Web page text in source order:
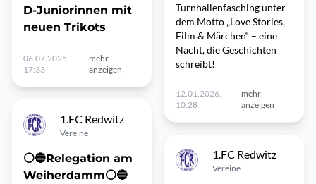
D-Juniorinnen mit
neuen Trikots
06.07.2025,
17:33
mehr
anzeigen
1.FC Redwitz
Vereine
⚪️🔵Relegation am
Weiherdamm⚪️🔵
Turnhallenfasching unter
dem Motto „Love Stories,
Film & Märchen“ – eine
Nacht, die Geschichten
schreibt!
12.01.2026,
10:28
mehr
anzeigen
1.FC Redwitz
Vereine